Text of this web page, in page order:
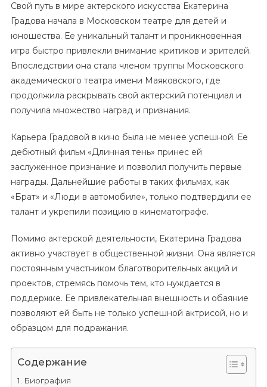
Свой путь в мире актерского искусства Екатерина
Градова начала в Московском театре для детей и
юношества. Ее уникальный талант и проникновенная
игра быстро привлекли внимание критиков и зрителей.
Впоследствии она стала членом труппы Московского
академического театра имени Маяковского, где
продолжила раскрывать свой актерский потенциал и
получила множество наград и признания.
Карьера Градовой в кино была не менее успешной. Ее
дебютный фильм «Длинная тень» принес ей
заслуженное признание и позволил получить первые
награды. Дальнейшие работы в таких фильмах, как
«Брат» и «Люди в автомобиле», только подтвердили ее
талант и укрепили позицию в кинематографе.
Помимо актерской деятельности, Екатерина Градова
активно участвует в общественной жизни. Она является
постоянным участником благотворительных акций и
проектов, стремясь помочь тем, кто нуждается в
поддержке. Ее привлекательная внешность и обаяние
позволяют ей быть не только успешной актрисой, но и
образцом для подражания.
Содержание
Биография